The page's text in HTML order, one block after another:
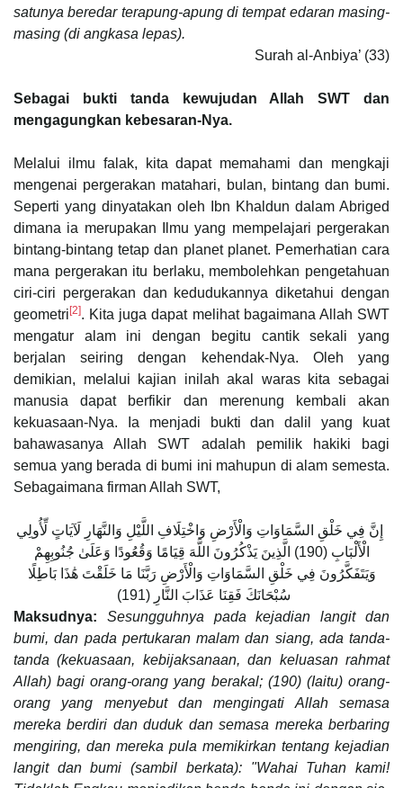
satunya beredar terapung-apung di tempat edaran masing-
masing (di angkasa lepas).
Surah al-Anbiya’ (33)
Sebagai bukti tanda kewujudan Allah SWT dan
mengagungkan kebesaran-Nya.
Melalui ilmu falak, kita dapat memahami dan mengkaji
mengenai pergerakan matahari, bulan, bintang dan bumi.
Seperti yang dinyatakan oleh Ibn Khaldun dalam Abriged
dimana ia merupakan Ilmu yang mempelajari pergerakan
bintang-bintang tetap dan planet planet. Pemerhatian cara
mana pergerakan itu berlaku, membolehkan pengetahuan
ciri-ciri pergerakan dan kedudukannya diketahui dengan
geometri [2]. Kita juga dapat melihat bagaimana Allah SWT
mengatur alam ini dengan begitu cantik sekali yang
berjalan seiring dengan kehendak-Nya. Oleh yang
demikian, melalui kajian inilah akal waras kita sebagai
manusia dapat berfikir dan merenung kembali akan
kekuasaan-Nya. Ia menjadi bukti dan dalil yang kuat
bahawasanya Allah SWT adalah pemilik hakiki bagi
semua yang berada di bumi ini mahupun di alam semesta.
Sebagaimana firman Allah SWT,
إِنَّ فِي خَلْقِ السَّمَاوَاتِ وَالْأَرْضِ وَاخْتِلَافِ اللَّيْلِ وَالنَّهَارِ لَآيَاتٍ لِّأُولِي
الْأَلْبَابِ ‎(190) الَّذِينَ يَذْكُرُونَ اللَّهَ قِيَامًا وَقُعُودًا وَعَلَىٰ جُنُوبِهِمْ
وَيَتَفَكَّرُونَ فِي خَلْقِ السَّمَاوَاتِ وَالْأَرْضِ رَبَّنَا مَا خَلَقْتَ هَٰذَا بَاطِلًا
سُبْحَانَكَ فَقِنَا عَذَابَ النَّارِ (191)
Maksudnya:
Sesungguhnya pada kejadian langit dan
bumi, dan pada pertukaran malam dan siang, ada tanda-
tanda (kekuasaan, kebijaksanaan, dan keluasan rahmat
Allah) bagi orang-orang yang berakal; (190) (Iaitu) orang-
orang yang menyebut dan mengingati Allah semasa
mereka berdiri dan duduk dan semasa mereka berbaring
mengiring, dan mereka pula memikirkan tentang kejadian
langit dan bumi (sambil berkata): "Wahai Tuhan kami!